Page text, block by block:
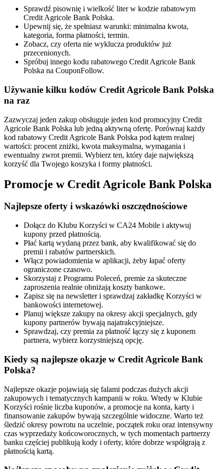
Sprawdź pisownię i wielkość liter w kodzie rabatowym
Credit Agricole Bank Polska.
Upewnij się, że spełniasz warunki: minimalna kwota,
kategoria, forma płatności, termin.
Zobacz, czy oferta nie wyklucza produktów już
przecenionych.
Spróbuj innego kodu rabatowego Credit Agricole Bank
Polska na CouponFollow.
Używanie kilku kodów Credit Agricole Bank Polska
na raz
Zazwyczaj jeden zakup obsługuje jeden kod promocyjny Credit
Agricole Bank Polska lub jedną aktywną ofertę. Porównaj każdy
kod rabatowy Credit Agricole Bank Polska pod kątem realnej
wartości: procent zniżki, kwota maksymalna, wymagania i
ewentualny zwrot premii. Wybierz ten, który daje największą
korzyść dla Twojego koszyka i formy płatności.
Promocje w Credit Agricole Bank Polska
Najlepsze oferty i wskazówki oszczędnościowe
Dołącz do Klubu Korzyści w CA24 Mobile i aktywuj
kupony przed płatnością.
Płać kartą wydaną przez bank, aby kwalifikować się do
premii i rabatów partnerskich.
Włącz powiadomienia w aplikacji, żeby łapać oferty
ograniczone czasowo.
Skorzystaj z Programu Poleceń, premie za skuteczne
zaproszenia realnie obniżają koszty bankowe.
Zapisz się na newsletter i sprawdzaj zakładkę Korzyści w
bankowości internetowej.
Planuj większe zakupy na okresy akcji specjalnych, gdy
kupony partnerów bywają najatrakcyjniejsze.
Sprawdzaj, czy premia za płatność łączy się z kuponem
partnera, wybierz korzystniejszą opcję.
Kiedy są najlepsze okazje w Credit Agricole Bank
Polska?
Najlepsze okazje pojawiają się falami podczas dużych akcji
zakupowych i tematycznych kampanii w roku. Wtedy w Klubie
Korzyści rośnie liczba kuponów, a promocje na konta, karty i
finansowanie zakupów bywają szczególnie widoczne. Warto też
śledzić okresy powrotu na uczelnie, początek roku oraz intensywny
czas wyprzedaży końcoworocznych, w tych momentach partnerzy
banku częściej publikują kody i oferty, które dobrze współgrają z
płatnością kartą.